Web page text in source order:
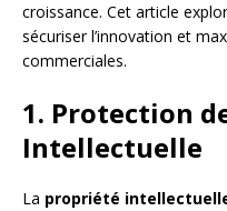
croissance. Cet article
sécuriser l’innovation et
commerciales.
1. Protection
Intellectuelle
La propriété